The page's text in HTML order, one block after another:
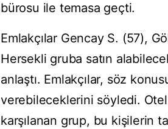
bürosu ile temasa geçti.
Emlakçılar Gencay S. (57),
Hersekli gruba satın
anlaştı. Emlakçılar, söz
verebileceklerini söyledi.
karşılanan grup, bu kişilerin